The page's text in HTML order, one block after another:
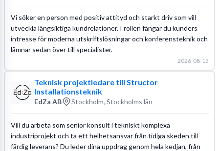
Vi söker en person med positiv attityd och starkt driv som vill
utveckla långsiktiga kundrelationer. I rollen fångar du kunders
intresse för moderna utskriftslösningar och konferensteknik och
lämnar sedan över till specialister.
2026-08-15
Teknisk projektledare till Structor
Installationsteknik
EdZa AB Stockholm, Stockholms län
Vill du arbeta som senior konsult i tekniskt komplexa
industriprojekt och ta ett helhetsansvar från tidiga skeden till
färdig leverans? Du leder dina uppdrag genom hela kedjan, från